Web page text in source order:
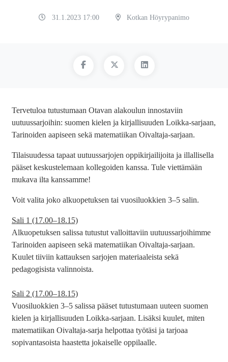
31.1.2023 17:00 Kotkan Höyrypanimo
Tervetuloa tutustumaan Otavan alakoulun innostaviin
uutuussarjoihin: suomen kielen ja kirjallisuuden Loikka-sarjaan,
Tarinoiden aapiseen sekä matematiikan Oivaltaja-sarjaan.
Tilaisuudessa tapaat uutuussarjojen oppikirjailijoita ja illallisella
pääset keskustelemaan kollegoiden kanssa. Tule viettämään
mukava ilta kanssamme!
Voit valita joko alkuopetuksen tai vuosiluokkien 3–5 salin.
Sali 1 (17.00–18.15)
Alkuopetuksen salissa tutustut valloittaviin uutuussarjoihimme
Tarinoiden aapiseen sekä matematiikan Oivaltaja-sarjaan.
Kuulet tiiviin kattauksen sarjojen materiaaleista sekä
pedagogisista valinnoista.
Sali 2 (17.00–18.15)
Vuosiluokkien 3–5 salissa pääset tutustumaan uuteen suomen
kielen ja kirjallisuuden Loikka-sarjaan. Lisäksi kuulet, miten
matematiikan Oivaltaja-sarja helpottaa työtäsi ja tarjoaa
sopivantasoista haastetta jokaiselle oppilaalle.